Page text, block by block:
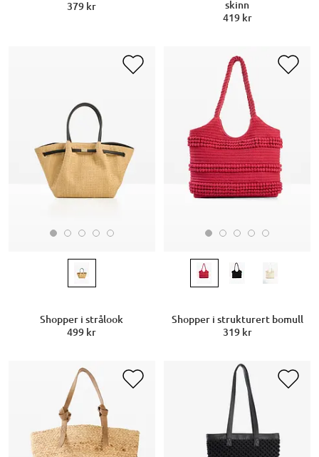
379 kr
skinn
419 kr
Shopper i strålook
499 kr
Shopper i strukturert bomull
319 kr